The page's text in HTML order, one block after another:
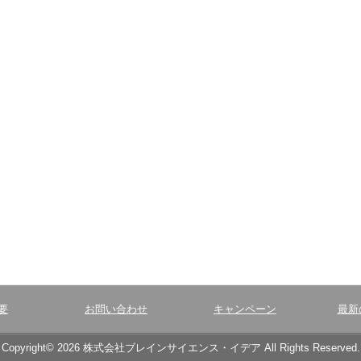
お問い合わせ キャンペーン 最新
Copyright© 2026 株式会社ブレインサイエンス・イデア All Rights Reserved.